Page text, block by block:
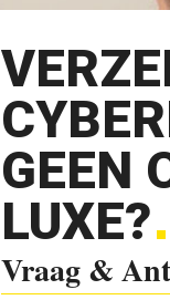
GEEN
LUXE?
Vraag &